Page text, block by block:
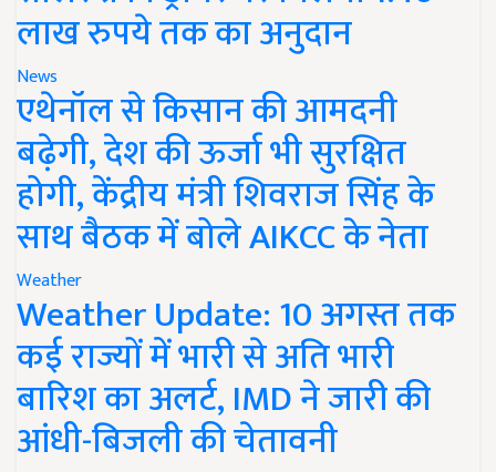
लाख रुपये तक का अनुदान
News
एथेनॉल से किसान की आमदनी
बढ़ेगी, देश की ऊर्जा भी सुरक्षित
होगी, केंद्रीय मंत्री शिवराज सिंह के
साथ बैठक में बोले AIKCC के नेता
Weather
Weather Update: 10 अगस्त तक
कई राज्यों में भारी से अति भारी
बारिश का अलर्ट, IMD ने जारी की
आंधी-बिजली की चेतावनी